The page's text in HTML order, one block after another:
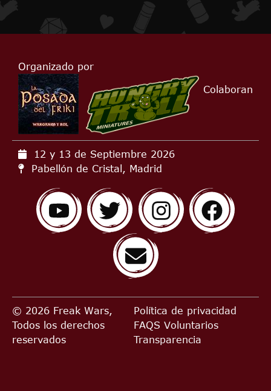
Organizado por
Colaboran
12 y 13 de Septiembre 2026
Pabellón de Cristal, Madrid
© 2026 Freak Wars,
Todos los derechos
reservados
Política de privacidad
FAQS Voluntarios
Transparencia